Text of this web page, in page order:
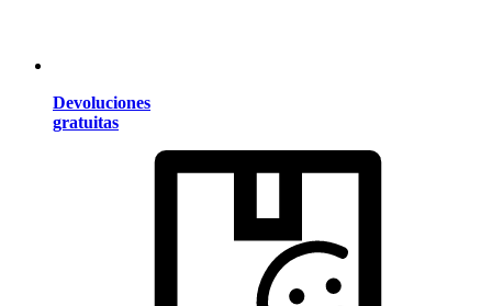
Devoluciones
gratuitas